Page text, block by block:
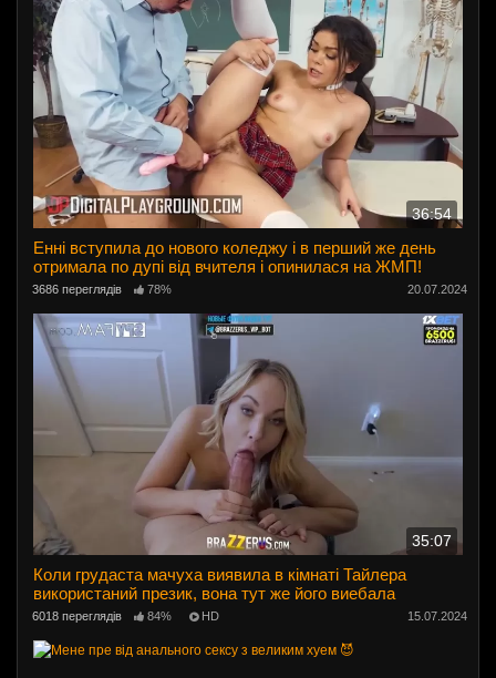
36:54
Енні вступила до нового коледжу і в перший же день
отримала по дупі від вчителя і опинилася на ЖМП!
3686 переглядів 78% 20.07.2024
35:07
Коли грудаста мачуха виявила в кімнаті Тайлера
використаний презик, вона тут же його виебала
6018 переглядів 84% HD 15.07.2024